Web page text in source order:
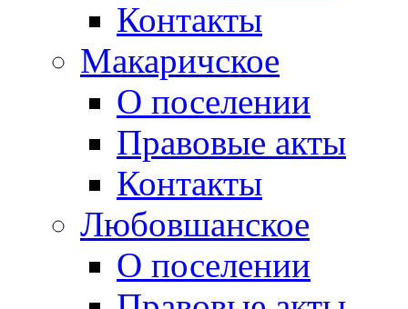
Контакты
Макаричское
О поселении
Правовые акты
Контакты
Любовшанское
О поселении